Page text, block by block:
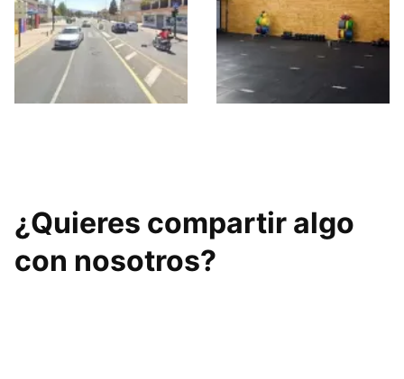
¿Quieres compartir algo
con nosotros?